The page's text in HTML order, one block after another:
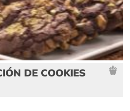
DE COOKIES